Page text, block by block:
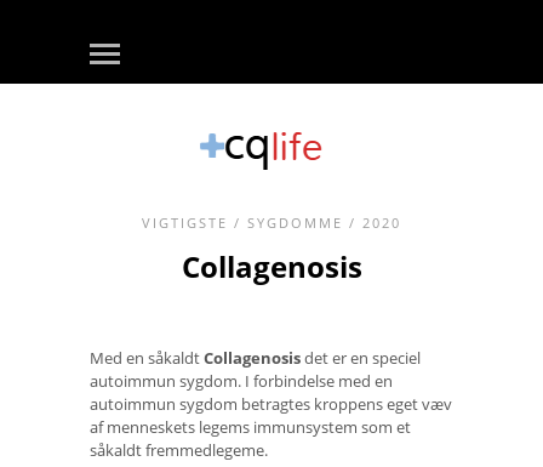
VIGTIGSTE / SYGDOMME / 2020
Collagenosis
Med en såkaldtCollagenosisdet er en speciel
autoimmun sygdom. I forbindelse med en
autoimmun sygdom betragtes kroppens eget væv
af menneskets legems immunsystem som et
såkaldt fremmedlegeme.